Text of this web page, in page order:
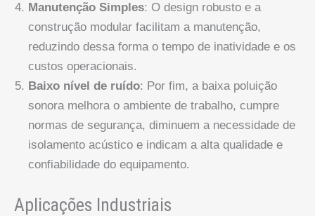
Manutenção Simples: O design robusto e a
construção modular facilitam a manutenção,
reduzindo dessa forma o tempo de inatividade e os
custos operacionais.
Baixo nível de ruído: Por fim, a baixa poluição
sonora melhora o ambiente de trabalho, cumpre
normas de segurança, diminuem a necessidade de
isolamento acústico e indicam a alta qualidade e
confiabilidade do equipamento.
Aplicações Industriais